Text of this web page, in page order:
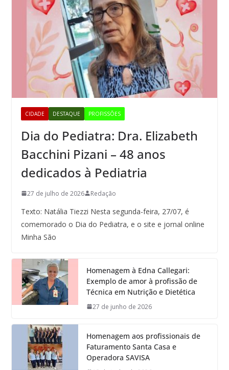
CIDADE DESTAQUE PROFISSÕES
Dia do Pediatra: Dra. Elizabeth
Bacchini Pizani – 48 anos
dedicados à Pediatria
27 de julho de 2026 Redação
Texto: Natália Tiezzi Nesta segunda-feira, 27/07, é
comemorado o Dia do Pediatra, e o site e jornal online
Minha São
Homenagem à Edna Callegari:
Exemplo de amor à profissão de
Técnica em Nutrição e Dietética
27 de junho de 2026
Homenagem aos profissionais de
Faturamento Santa Casa e
Operadora SAVISA